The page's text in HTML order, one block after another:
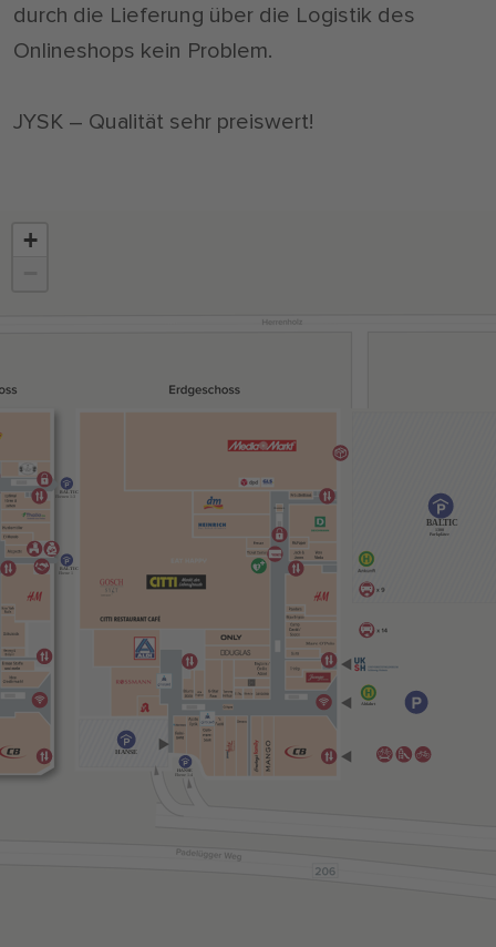
durch die Lieferung über die Logistik des
Onlineshops kein Problem.
JYSK – Qualität sehr preiswert!
Abfahrt
BALTIC
Parkplätze
HANSE
HANSE
Ebene 1-4
BALTIC
BALTIC
+